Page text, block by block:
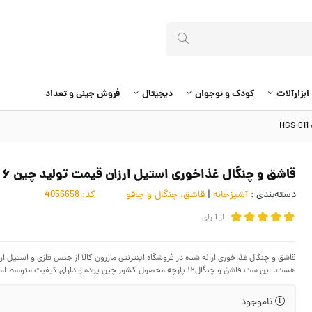
ابزارآلات کودک و نوجوان دیجیتال فروش جینی و تعداد
قاشق و چنگال غذاخوری استیل ارزان قیمت تولید چین ۶ نفره HGS-011
دسته‌بندی : آشپزخانه | قاشق، چنگال و چاقو کد:
از 1رای
قاشق و چنگال غذاخوری ارائه شده در فروشگاه اینترنتی مازرون کالا از جنس فلزی و
هست. این ست قاشق و چنگال۱۲ پارچه محصول کشور چین یوده و دارای کیفیت متوسط است.
ناموجود